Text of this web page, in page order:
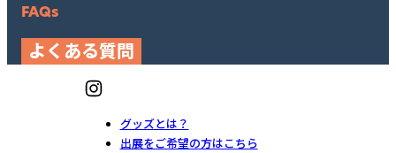
FAQs
よくある質問
グッズとは？
出展をご希望の方はこちら